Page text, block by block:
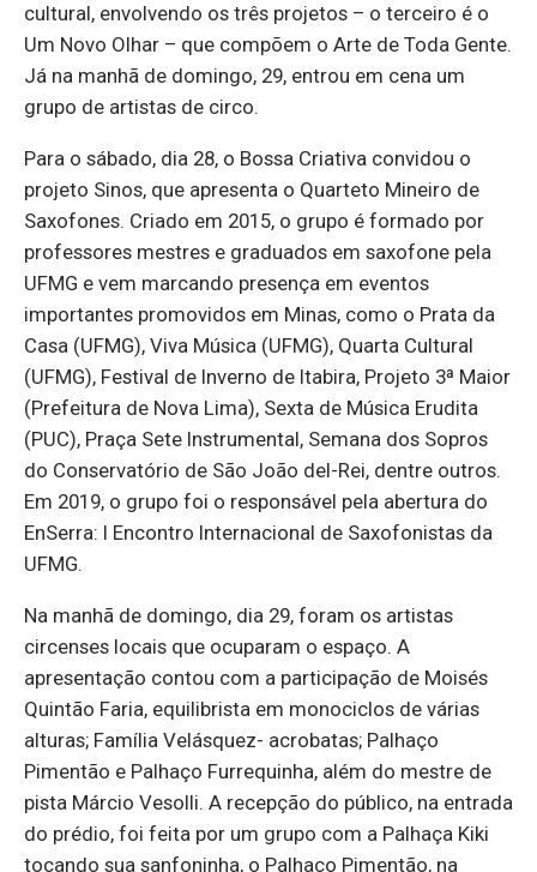
cultural, envolvendo os três projetos – o terceiro é o
Um Novo Olhar – que compõem o Arte de Toda Gente.
Já na manhã de domingo, 29, entrou em cena um
grupo de artistas de circo.
Para o sábado, dia 28, o Bossa Criativa convidou o
projeto Sinos, que apresenta o Quarteto Mineiro de
Saxofones. Criado em 2015, o grupo é formado por
professores mestres e graduados em saxofone pela
UFMG e vem marcando presença em eventos
importantes promovidos em Minas, como o Prata da
Casa (UFMG), Viva Música (UFMG), Quarta Cultural
(UFMG), Festival de Inverno de Itabira, Projeto 3ª Maior
(Prefeitura de Nova Lima), Sexta de Música Erudita
(PUC), Praça Sete Instrumental, Semana dos Sopros
do Conservatório de São João del-Rei, dentre outros.
Em 2019, o grupo foi o responsável pela abertura do
EnSerra: I Encontro Internacional de Saxofonistas da
UFMG.
Na manhã de domingo, dia 29, foram os artistas
circenses locais que ocuparam o espaço. A
apresentação contou com a participação de Moisés
Quintão Faria, equilibrista em monociclos de várias
alturas; Família Velásquez- acrobatas; Palhaço
Pimentão e Palhaço Furrequinha, além do mestre de
pista Márcio Vesolli. A recepção do público, na entrada
do prédio, foi feita por um grupo com a Palhaça Kiki
tocando sua sanfoninha, o Palhaço Pimentão, na